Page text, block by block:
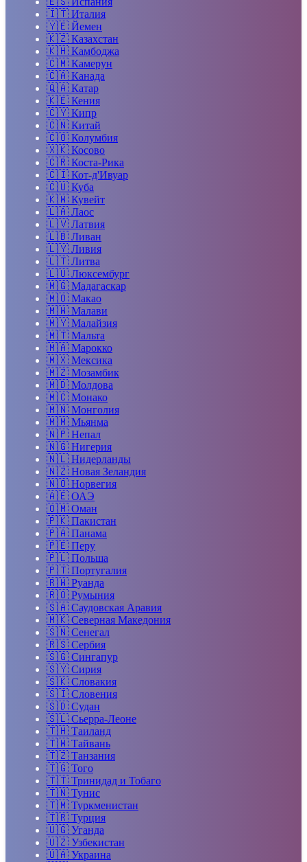
🇮🇹 Италия
🇾🇪 Йемен
🇰🇿 Казахстан
🇰🇭 Камбоджа
🇨🇲 Камерун
🇨🇦 Канада
🇶🇦 Катар
🇰🇪 Кения
🇨🇾 Кипр
🇨🇳 Китай
🇨🇴 Колумбия
🇽🇰 Косово
🇨🇷 Коста-Рика
🇨🇮 Кот-д'Ивуар
🇨🇺 Куба
🇰🇼 Кувейт
🇱🇦 Лаос
🇱🇻 Латвия
🇱🇧 Ливан
🇱🇾 Ливия
🇱🇹 Литва
🇱🇺 Люксембург
🇲🇬 Мадагаскар
🇲🇴 Макао
🇲🇼 Малави
🇲🇾 Малайзия
🇲🇹 Мальта
🇲🇦 Марокко
🇲🇽 Мексика
🇲🇿 Мозамбик
🇲🇩 Молдова
🇲🇨 Монако
🇲🇳 Монголия
🇲🇲 Мьянма
🇳🇵 Непал
🇳🇬 Нигерия
🇳🇱 Нидерланды
🇳🇿 Новая Зеландия
🇳🇴 Норвегия
🇦🇪 ОАЭ
🇴🇲 Оман
🇵🇰 Пакистан
🇵🇦 Панама
🇵🇪 Перу
🇵🇱 Польша
🇵🇹 Португалия
🇷🇼 Руанда
🇷🇴 Румыния
🇸🇦 Саудовская Аравия
🇲🇰 Северная Македония
🇸🇳 Сенегал
🇷🇸 Сербия
🇸🇬 Сингапур
🇸🇾 Сирия
🇸🇰 Словакия
🇸🇮 Словения
🇸🇩 Судан
🇸🇱 Сьерра-Леоне
🇹🇭 Таиланд
🇹🇼 Тайвань
🇹🇿 Танзания
🇹🇬 Того
🇹🇹 Тринидад и Тобаго
🇹🇳 Тунис
🇹🇲 Туркменистан
🇹🇷 Турция
🇺🇬 Уганда
🇺🇿 Узбекистан
🇺🇦 Украина